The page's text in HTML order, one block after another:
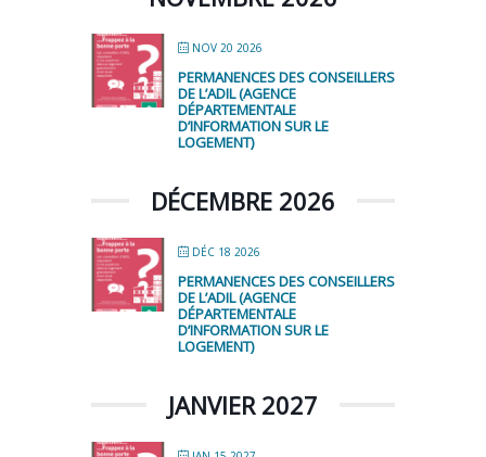
NOV 20 2026
PERMANENCES DES CONSEILLERS
DE L’ADIL (AGENCE
DÉPARTEMENTALE
D’INFORMATION SUR LE
LOGEMENT)
DÉCEMBRE 2026
DÉC 18 2026
PERMANENCES DES CONSEILLERS
DE L’ADIL (AGENCE
DÉPARTEMENTALE
D’INFORMATION SUR LE
LOGEMENT)
JANVIER 2027